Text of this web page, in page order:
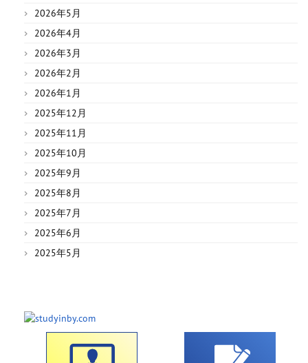
2026年5月
2026年4月
2026年3月
2026年2月
2026年1月
2025年12月
2025年11月
2025年10月
2025年9月
2025年8月
2025年7月
2025年6月
2025年5月